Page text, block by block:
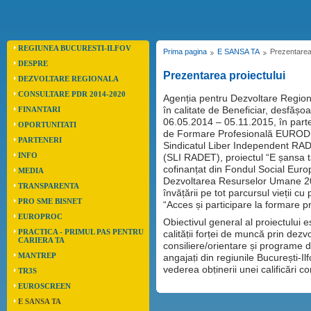
REGIUNEA BUCURESTI-ILFOV
DESPRE
DEZVOLTARE REGIONALA
CONSULTARE PDR 2014-2020
FINANTARI
OPORTUNITATI
PARTENERI
INFO
MEDIA
TRANSPARENTA
PRO SME BISNET
EUROPROC
PRACTICA - PRIMUL PAS PENTRU
CARIERA TA
MANTREP
TR3S
EUROSCREEN
E SANSA TA
Prima pagina E SANSA TA
Prezentarea proiectului
Agenția pentru Dezvoltare
în calitate de Beneficiar,
06.05.2014 – 05.11.2015, în
de Formare Profesională
Sindicatul Liber Independent
(SLI RADET), proiectul “E
cofinanțat din Fondul Social
Dezvoltarea Resurselor Umane
învățării pe tot parcursul vieții cu
“Acces și participare la formare
Obiectivul general al proiectului
calităṭii forṭei de muncă prin
consiliere/orientare și programe
angajaṭi din regiunile București-
vederea obṭinerii unei calificări